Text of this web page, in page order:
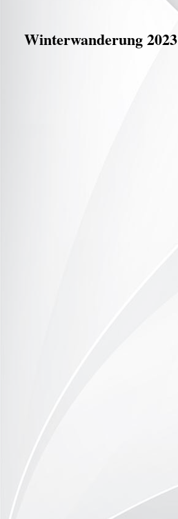
Winterwanderung 2023